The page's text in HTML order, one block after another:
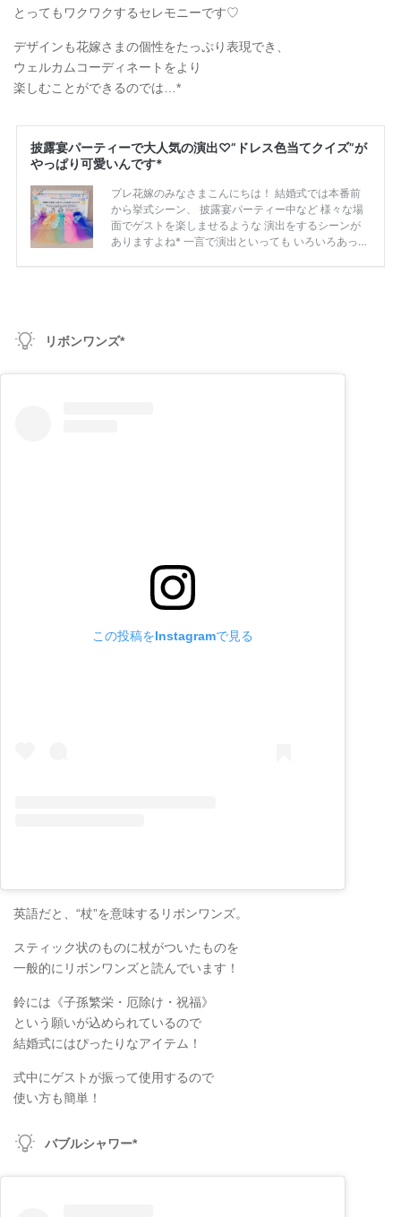
とってもワクワクするセレモニーです♡
デザインも花嫁さまの個性をたっぷり表現でき、
ウェルカムコーディネートをより
楽しむことができるのでは…*
リボンワンズ*
この投稿をInstagramで見る
英語だと、“杖”を意味するリボンワンズ。
スティック状のものに杖がついたものを
一般的にリボンワンズと読んでいます！
鈴には《子孫繁栄・厄除け・祝福》
という願いが込められているので
結婚式にはぴったりなアイテム！
式中にゲストが振って使用するので
使い方も簡単！
バブルシャワー*